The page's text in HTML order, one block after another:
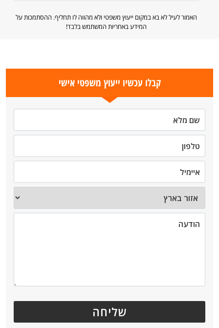
האמור לעיל לא בא במקום ייעוץ משפטי ולא מהווה לו תחליף. ההסתמכות על
המידע באחריות המשתמש בלבד!
קבלו עכשיו ייעוץ משפטי אישי